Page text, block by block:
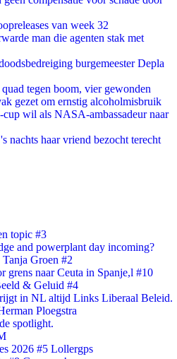
van week 32
man die agenten stak met
burgemeester Depla
tegen boom, vier gewonden
gezet om ernstig alcoholmisbruik
wil als NASA-ambassadeur naar
nachts haar vriend bezocht terecht
topic #3
and powerplant day incoming?
Groen #2
grens naar Ceuta in Spanje,l #10
& Geluid #4
in NL altijd Links Liberaal Beleid.
Ploegstra
spotlight.
2026 #5 Lollergps